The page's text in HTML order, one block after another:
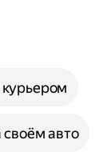
своём авто